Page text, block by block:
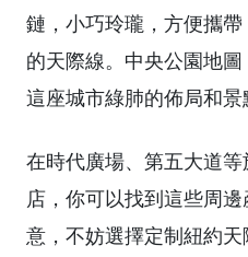
鏈，小巧玲瓏，方便攜
的天際線。中央公園地
這座城市綠肺的佈局和景
在時代廣場、第五大道
店，你可以找到這些周
意，不妨選擇定制紐約